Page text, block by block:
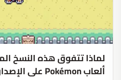
لماذا تتفوق هذه النسخ
ألعاب Pokémon على الإصدارات الرسمية؟